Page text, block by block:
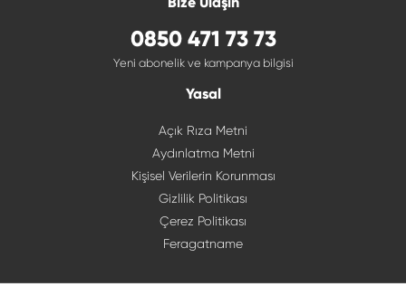
0850 471 73 73
Yeni abonelik ve kampanya bilgisi
Yasal
Açık Rıza Metni
Aydınlatma Metni
Kişisel Verilerin Korunması
Gizlilik Politikası
Çerez Politikası
Feragatname